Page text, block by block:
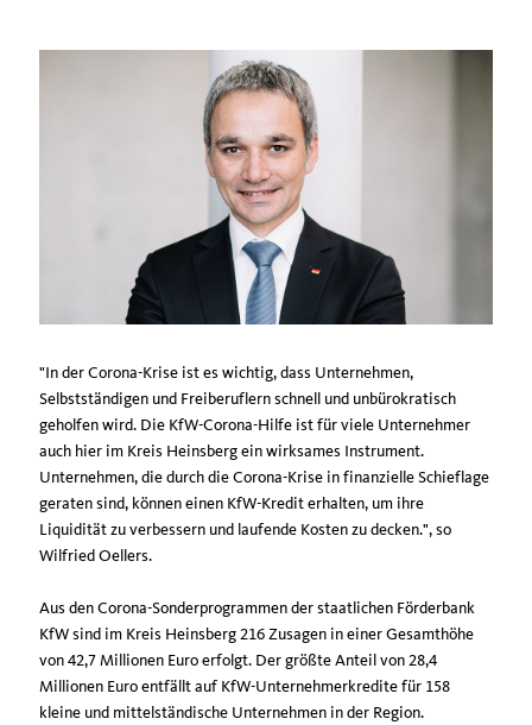
"In der Corona-Krise ist es wichtig, dass Unternehmen,
Selbstständigen und Freiberuflern schnell und unbürokratisch
geholfen wird. Die KfW-Corona-Hilfe ist für viele Unternehmer
auch hier im Kreis Heinsberg ein wirksames Instrument.
Unternehmen, die durch die Corona-Krise in finanzielle Schieflage
geraten sind, können einen KfW-Kredit erhalten, um ihre
Liquidität zu verbessern und laufende Kosten zu decken.", so
Wilfried Oellers.
Aus den Corona-Sonderprogrammen der staatlichen Förderbank
KfW sind im Kreis Heinsberg 216 Zusagen in einer Gesamthöhe
von 42,7 Millionen Euro erfolgt. Der größte Anteil von 28,4
Millionen Euro entfällt auf KfW-Unternehmerkredite für 158
kleine und mittelständische Unternehmen in der Region.